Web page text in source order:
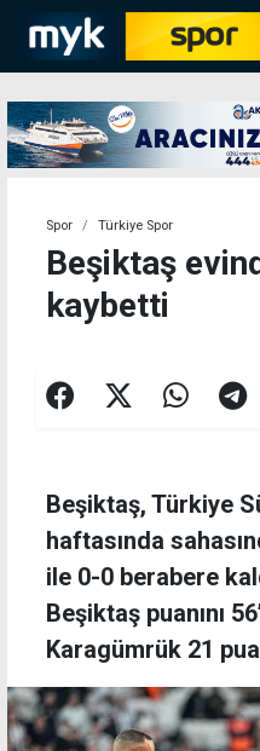
Spor Türkiye Spor
Beşiktaş
kaybetti
Beşiktaş, Türkiye
haftasında
ile 0-0 berabere
Beşiktaş puanını
Karagümrük 21